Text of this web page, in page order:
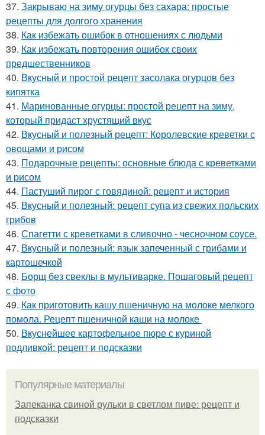
37. Закрываю на зиму огурцы без сахара: простые
рецепты для долгого хранения
38. Как избежать ошибок в отношениях с людьми
39. Как избежать повторения ошибок своих
предшественников
40. Вкусный и простой рецепт засолака огурцов без
кипятка
41. Маринованные огурцы: простой рецепт на зиму,
который придаст хрустящий вкус
42. Вкусный и полезный рецепт: Королевские креветки с
овощами и рисом
43. Подарочные рецепты: основные блюда с креветками
и рисом
44. Пастуший пирог с говядиной: рецепт и история
45. Вкусный и полезный: рецепт супа из свежих польских
грибов
46. Спагетти с креветками в сливочно - чесночном соусе.
47. Вкусный и полезный: язык запеченный с грибами и
картошечкой
48. Борщ без свеклы в мультиварке. Пошаговый рецепт
с фото
49. Как приготовить кашу пшеничную на молоке мелкого
помола. Рецепт пшеничной каши на молоке
50. Вкуснейшее картофельное пюре с куриной
подливкой: рецепт и подсказки
Популярные материалы
Запеканка свиной рульки в светлом пиве: рецепт и
подсказки